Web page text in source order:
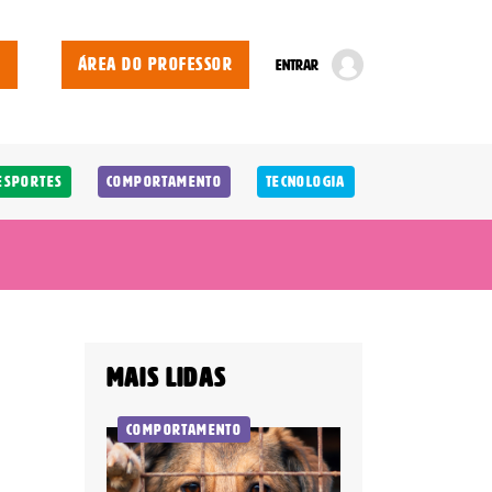
ÁREA DO PROFESSOR ENTRAR
Comportamento Tecnologia
Mais lidas
Comportamento